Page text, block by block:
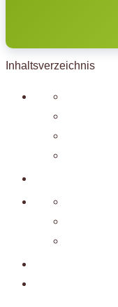
Inhaltsverzeichnis